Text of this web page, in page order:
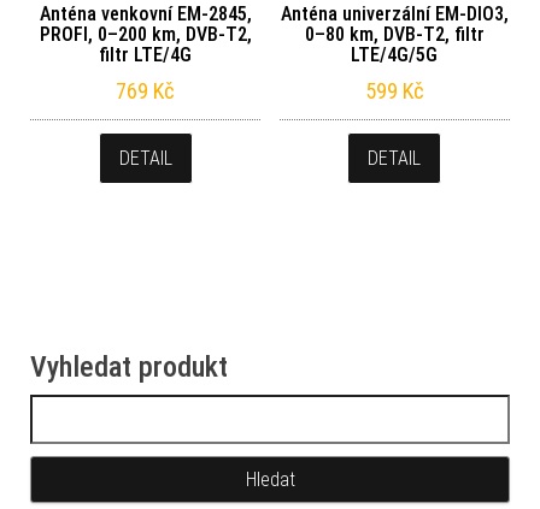
Anténa venkovní EM-2845,
PROFI, 0–200 km, DVB-T2,
filtr LTE/4G
769 Kč
DETAIL
Anténa univerzální EM-DIO3,
0–80 km, DVB-T2, filtr
LTE/4G/5G
599 Kč
DETAIL
Vyhledat produkt